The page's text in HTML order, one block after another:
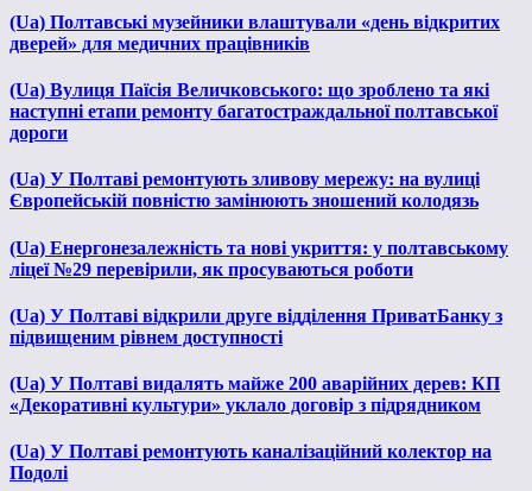
(Ua) Полтавські музейники влаштували «день відкритих
дверей» для медичних працівників
(Ua) Вулиця Паїсія Величковського: що зроблено та які
наступні етапи ремонту багатостраждальної полтавської
дороги
(Ua) У Полтаві ремонтують зливову мережу: на вулиці
Європейській повністю замінюють зношений колодязь
(Ua) Енергонезалежність та нові укриття: у полтавському
ліцеї №29 перевірили, як просуваються роботи
(Ua) У Полтаві відкрили друге відділення ПриватБанку з
підвищеним рівнем доступності
(Ua) У Полтаві видалять майже 200 аварійних дерев: КП
«Декоративні культури» уклало договір з підрядником
(Ua) У Полтаві ремонтують каналізаційний колектор на
Подолі